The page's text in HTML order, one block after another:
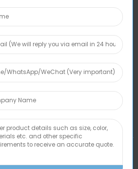
En Interne
: TOUS DROITS RÉSERVÉS.PLAN DU